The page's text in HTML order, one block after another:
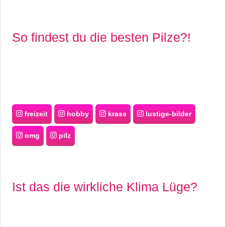
So findest du die besten Pilze?!
freizeit hobby krass lustige-bilder
omg pilz
Ist das die wirkliche Klima Lüge?